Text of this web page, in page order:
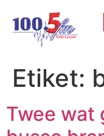
Etiket:
Twee wat